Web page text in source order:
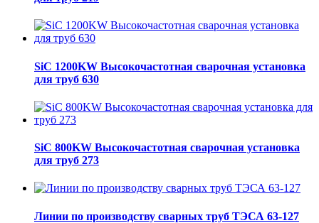
SiC 1200KW Высокочастотная сварочная установка
для труб 630
SiC 800KW Высокочастотная сварочная установка
для труб 273
Линии по производству сварных труб ТЭСА 63-127